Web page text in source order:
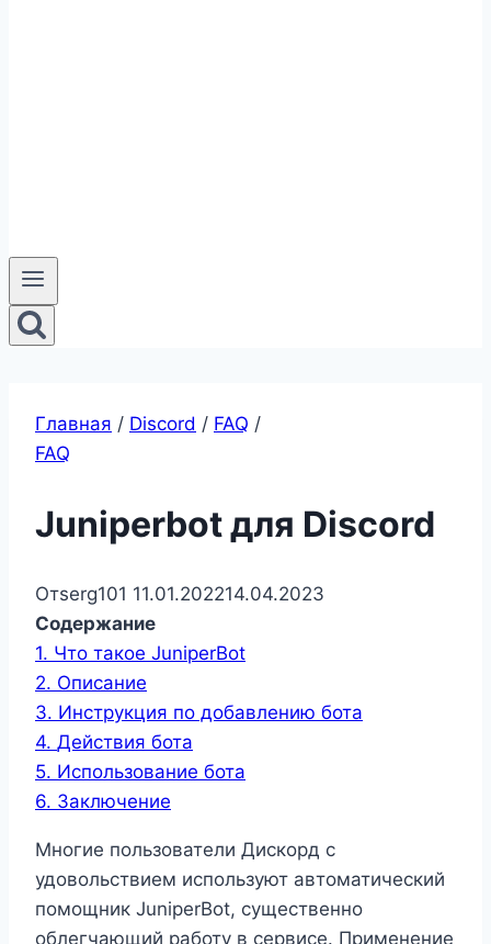
Главная / Discord / FAQ /
FAQ
Juniperbot для Discord
Отserg101 11.01.202214.04.2023
Содержание
1. Что такое JuniperBot
2. Описание
3. Инструкция по добавлению бота
4. Действия бота
5. Использование бота
6. Заключение
Многие пользователи Дискорд с
удовольствием используют автоматический
помощник JuniperBot, существенно
облегчающий работу в сервисе. Применение